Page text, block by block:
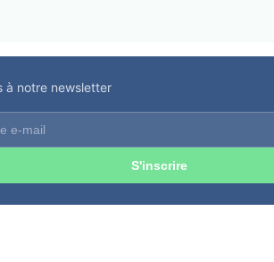
à notre newsletter
S'inscrire